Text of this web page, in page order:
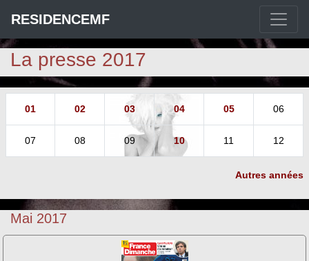
RESIDENCEMF
La presse 2017
01 02 03 04 05 06
07 08 09 10 11 12
Autres années
Mai 2017